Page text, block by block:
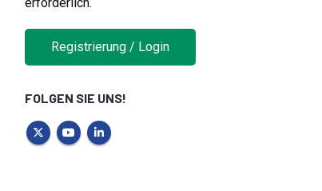
Registrierung / Login
FOLGEN SIE UNS!